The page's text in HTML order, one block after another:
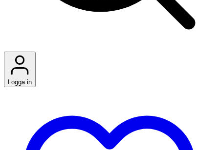
Logga in